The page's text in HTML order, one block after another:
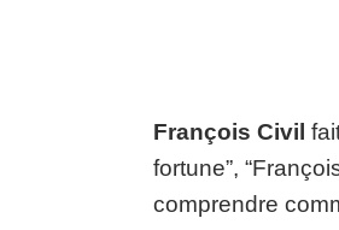
François Civil
fortune”,
comprendre